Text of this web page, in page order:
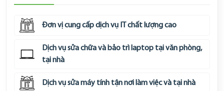
Đơn vị cung cấp dịch vụ IT chất lượng cao
Dịch vụ sửa chữa và bảo trì laptop tại văn phòng,
tại nhà
Dịch vụ sửa máy tính tận nơi làm việc và tại nhà